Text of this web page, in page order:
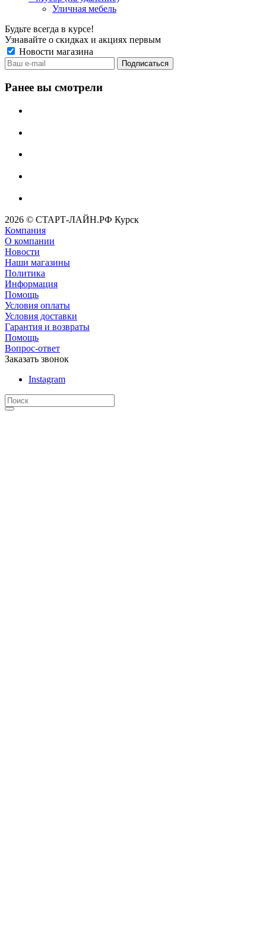
Уличная мебель
Будьте всегда в курсе!
Узнавайте о скидках и акциях первым
Новости магазина
Ранее вы смотрели
2026 © СТАРТ-ЛАЙН.РФ Курск
Компания
О компании
Новости
Наши магазины
Политика
Информация
Помощь
Условия оплаты
Условия доставки
Гарантия и возвраты
Помощь
Вопрос-ответ
Заказать звонок
Instagram